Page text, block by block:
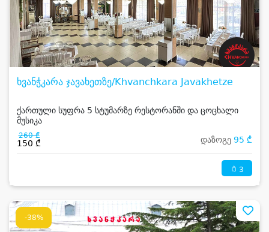
ხვანჭკარა ჯავახეთზე/Khvanchkara Javakhetze
ქართული სუფრა 5 სტუმარზე რესტორანში და ცოცხალი
მუსიკა
260 ₾
150 ₾ დაზოგე 95 ₾
3
-38%